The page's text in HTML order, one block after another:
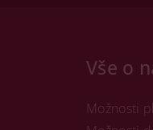
Vše o
Možnosti